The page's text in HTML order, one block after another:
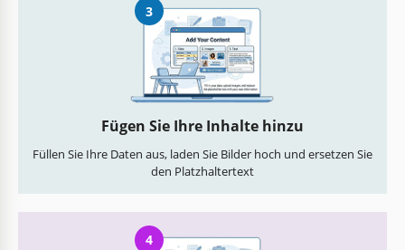
3
Fügen Sie Ihre Inhalte hinzu
Füllen Sie Ihre Daten aus, laden Sie Bilder hoch und ersetzen Sie
den Platzhaltertext
4